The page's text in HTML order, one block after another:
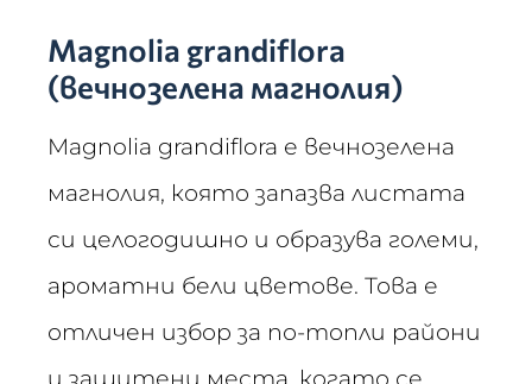
Magnolia grandiflora
(вечнозелена магнолия)
Magnolia grandiflora е вечнозелена
магнолия, която запазва листата
си целогодишно и образува големи,
ароматни бели цветове. Това е
отличен избор за по-топли райони
и защитени места, когато се